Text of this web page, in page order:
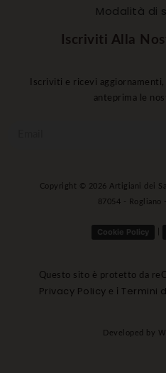
Modalità di
Iscriviti Alla
Iscriviti e ricevi
anteprima le
Copyright © 2026 Artigiani dei
87054 - Rogliano
Cookie Policy
Questo sito è protetto da
Privacy Policy e i Termini
Developed by